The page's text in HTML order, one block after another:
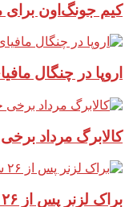
کیم جونگ‌اون
اروپا در چنگال
کالابرگ مرداد
براک لزنر پس از ۲۶ سال از دنیای کشتی کج خداحافظی کرد